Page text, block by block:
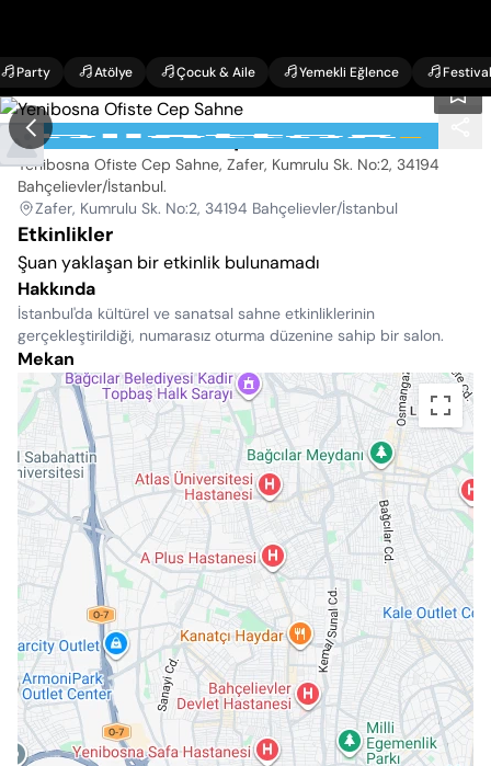
Party Atölye Çocuk & Aile Yemekli Eğlence Festival
Yenibosna Ofiste Cep Sahne
Yenibosna Ofiste Cep Sahne, Zafer, Kumrulu Sk. No:2, 34194
Bahçelievler/İstanbul.
Zafer, Kumrulu Sk. No:2, 34194 Bahçelievler/İstanbul
Etkinlikler
Şuan yaklaşan bir etkinlik bulunamadı
Hakkında
İstanbul'da kültürel ve sanatsal sahne etkinliklerinin
gerçekleştirildiği, numarasız oturma düzenine sahip bir salon.
Mekan